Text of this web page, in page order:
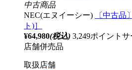
中古商品
NEC(エヌイーシー)
〔中古品
ト)］
¥64,980(税込) 3,249ポイントサ
店舗併売品
取扱店舗